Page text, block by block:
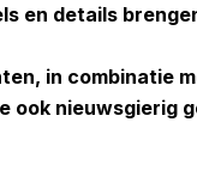
en details
in combinatie
ook nieuwsgierig